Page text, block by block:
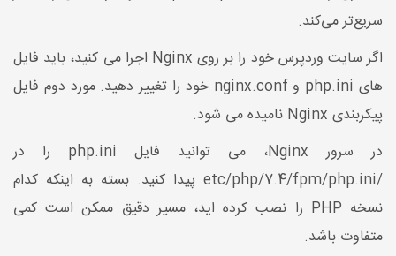
سریع‌تر می‌کند.
اگر سایت وردپرس خود را بر روی Nginx اجرا می کنید، باید فایل
های php.ini و nginx.conf خود را تغییر دهید. مورد دوم فایل
پیکربندی Nginx نامیده می شود.
در سرور Nginx، می توانید فایل php.ini را در
/etc/php/7.4/fpm/php.ini پیدا کنید. بسته به اینکه کدام
نسخه PHP را نصب کرده اید، مسیر دقیق ممکن است کمی
متفاوت باشد.